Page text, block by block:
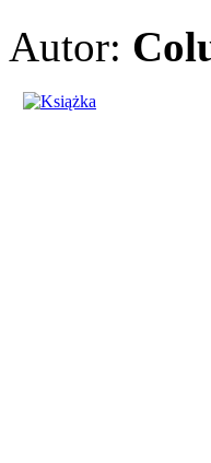
Autor: